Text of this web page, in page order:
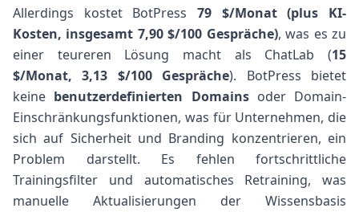
Allerdings kostet BotPress 79 $/Monat (plus KI-
Kosten, insgesamt 7,90 $/100 Gespräche), was es zu
einer teureren Lösung macht als ChatLab (15
$/Monat, 3,13 $/100 Gespräche). BotPress bietet
keine benutzerdefinierten Domainsoder Domain-
Einschränkungsfunktionen, was für Unternehmen, die
sich auf Sicherheit und Branding konzentrieren, ein
Problem darstellt. Es fehlen fortschrittliche
Trainingsfilter und automatisches Retraining, was
manuelle Aktualisierungen der Wissensbasis